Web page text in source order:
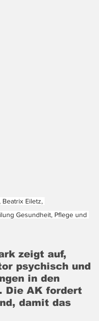
Eiletz,
Gesundheit, Pflege und
zeigt auf,
psychisch und
in den
Die AK fordert
damit das